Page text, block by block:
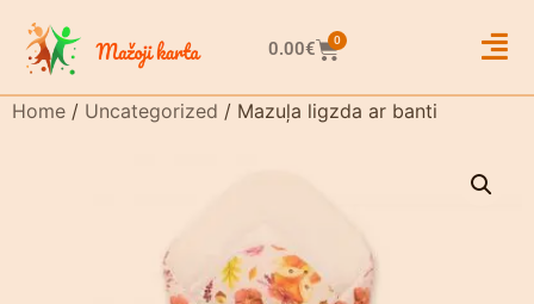
0.00€ 0
Home / Uncategorized / Mazuļa ligzda ar banti